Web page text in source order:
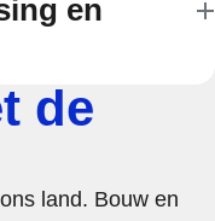
en
de
land. Bouw en